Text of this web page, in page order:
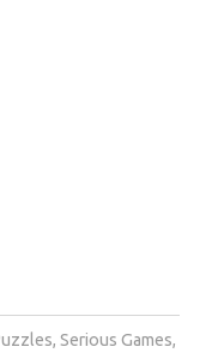
, Serious Games,